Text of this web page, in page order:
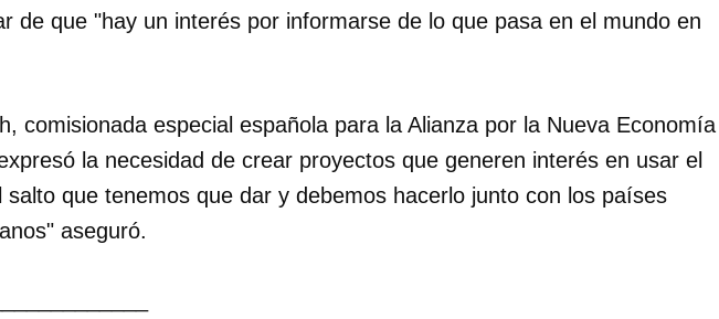
de que "hay un interés por informarse de lo que pasa en el mundo en
comisionada especial española para la Alianza por la Nueva Economía
la necesidad de crear proyectos que generen interés en usar el
salto que tenemos que dar y debemos hacerlo junto con los países
aseguró.